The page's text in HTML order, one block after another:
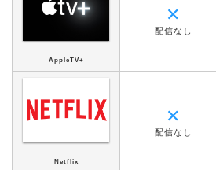
AppleTV+
✕
配信なし
Netflix
✕
配信なし